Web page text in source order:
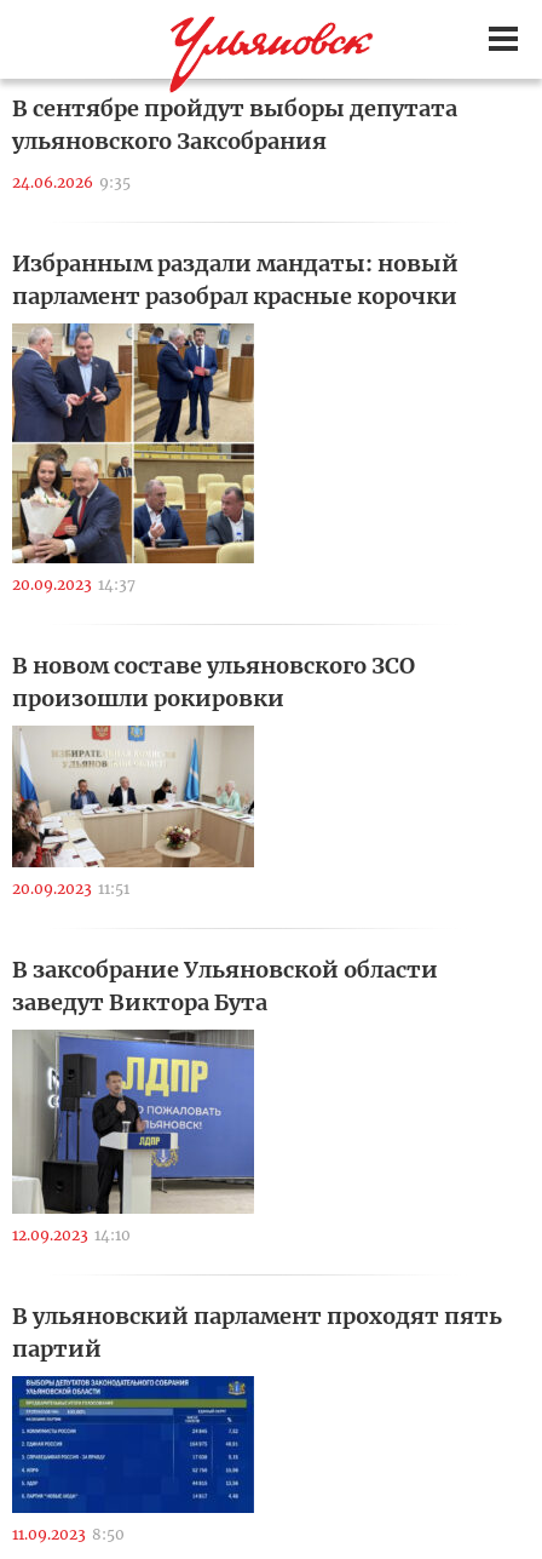
В сентябре пройдут выборы депутата
ульяновского Заксобрания
24.06.2026 9:35
Избранным раздали мандаты: новый
парламент разобрал красные корочки
20.09.2023 14:37
В новом составе ульяновского ЗСО
произошли рокировки
20.09.2023 11:51
В заксобрание Ульяновской области
заведут Виктора Бута
12.09.2023 14:10
В ульяновский парламент проходят пять
партий
11.09.2023 8:50